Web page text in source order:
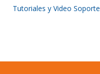
Tutoriales y Video Soporte